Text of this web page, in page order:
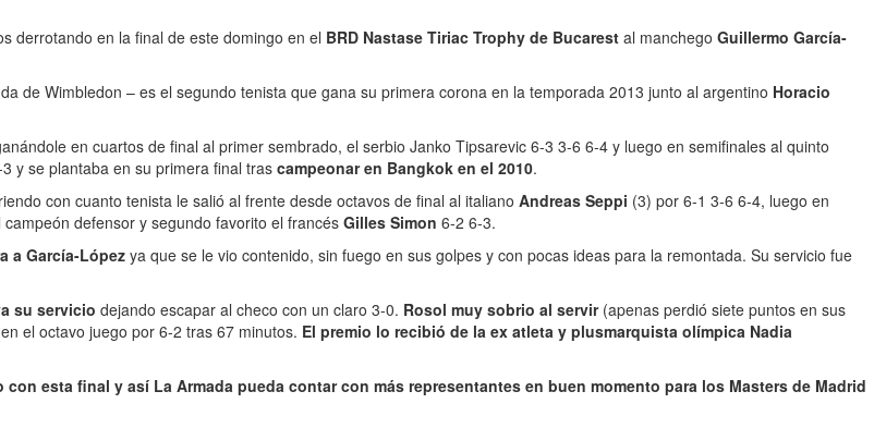
derrotando en la final de este domingo en el BRD Nastase Tiriac Trophy de Bucarest al manchego Guillermo García-
de Wimbledon – es el segundo tenista que gana su primera corona en la temporada 2013 junto al argentino Horacio
en cuartos de final al primer sembrado, el serbio Janko Tipsarevic 6-3 3-6 6-4 y luego en semifinales al quinto
y se plantaba en su primera final tras campeonar en Bangkok en el 2010.
con cuanto tenista le salió al frente desde octavos de final al italiano Andreas Seppi (3) por 6-1 3-6 6-4, luego en
defensor y segundo favorito el francés Gilles Simon 6-2 6-3.
a García-López ya que se le vio contenido, sin fuego en sus golpes y con pocas ideas para la remontada. Su servicio fue
su servicio dejando escapar al checo con un claro 3-0. Rosol muy sobrio al servir(apenas perdió siete puntos en sus
el octavo juego por 6-2 tras 67 minutos. El premio lo recibió de la ex atleta y plusmarquista olímpica Nadia
esta final y así La Armada pueda contar con más representantes en buen momento para los Masters de Madrid